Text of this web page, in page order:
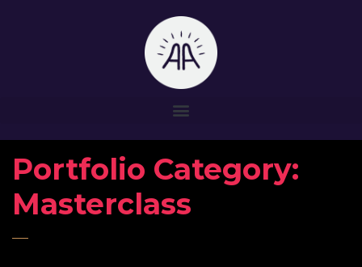
Portfolio Category:
Masterclass